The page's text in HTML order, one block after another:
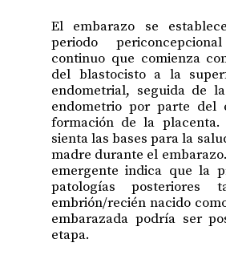
El embarazo se
periodo
continuo que comienza
del blastocisto a la
endometrial, seguida de
endometrio por parte del
formación de la placenta.
sienta las bases para la
madre durante el
emergente indica que la
patologías
embrión/recién nacido
embarazada podría ser
etapa.